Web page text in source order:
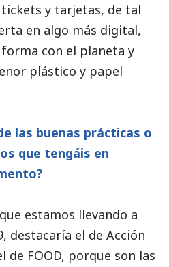
y tarjetas, de tal
en algo más digital,
con el planeta y
plástico y papel
las buenas prácticas o
que tengáis en
estamos llevando a
destacaría el de Acción
de FOOD, porque son las